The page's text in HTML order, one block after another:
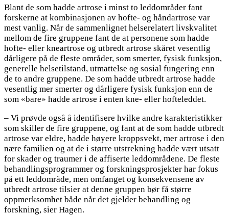
Blant de som hadde artrose i minst to leddområder fant
forskerne at kombinasjonen av hofte- og håndartrose var
mest vanlig. Når de sammenlignet helserelatert livskvalitet
mellom de fire gruppene fant de at personene som hadde
hofte- eller kneartrose og utbredt artrose skåret vesentlig
dårligere på de fleste områder, som smerter, fysisk funksjon,
generelle helsetilstand, utmattelse og sosial fungering enn
de to andre gruppene. De som hadde utbredt artrose hadde
vesentlig mer smerter og dårligere fysisk funksjon enn de
som «bare» hadde artrose i enten kne- eller hofteleddet.
– Vi prøvde også å identifisere hvilke andre karakteristikker
som skiller de fire gruppene, og fant at de som hadde utbredt
artrose var eldre, hadde høyere kroppsvekt, mer artrose i den
nære familien og at de i større utstrekning hadde vært utsatt
for skader og traumer i de affiserte leddområdene. De fleste
behandlingsprogrammer og forskningsprosjekter har fokus
på ett leddområde, men omfanget og konsekvensene av
utbredt artrose tilsier at denne gruppen bør få større
oppmerksomhet både når det gjelder behandling og
forskning, sier Hagen.